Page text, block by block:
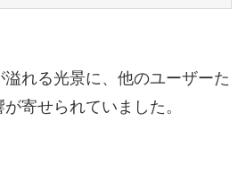
れる光景に、他のユーザーた
寄せられていました。